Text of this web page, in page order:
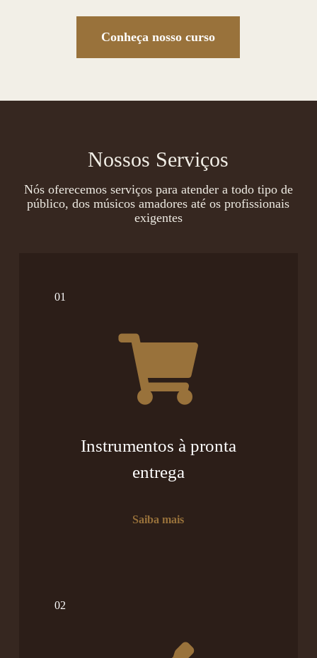
Conheça nosso curso
Nossos Serviços
Nós oferecemos serviços para atender a todo tipo de
público, dos músicos amadores até os profissionais
exigentes
01
Instrumentos à pronta
entrega
Saiba mais
02